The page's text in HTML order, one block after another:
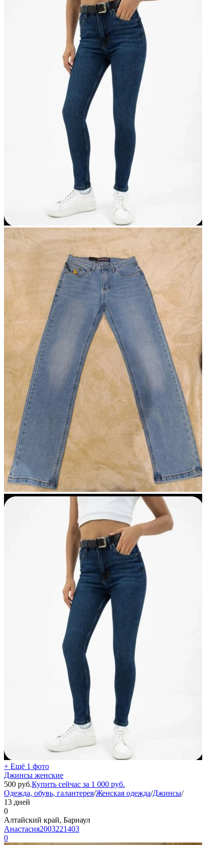
+ Ещё 1 фото
Джинсы женские
500 руб.Купить сейчас за 1 000 руб.
Одежда, обувь, галантерея/Женская одежда/Джинсы/
13 дней
0
Алтайский край, Барнаул
Анастасия2003221403
0